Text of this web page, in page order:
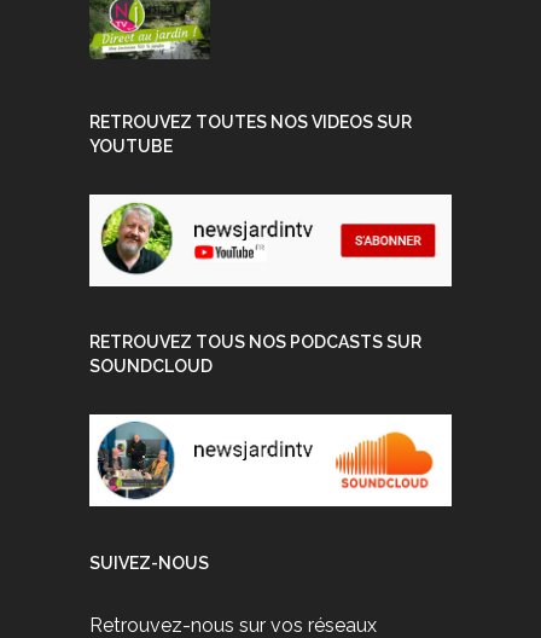
RETROUVEZ TOUTES NOS VIDEOS SUR
YOUTUBE
RETROUVEZ TOUS NOS PODCASTS SUR
SOUNDCLOUD
SUIVEZ-NOUS
Retrouvez-nous sur vos réseaux